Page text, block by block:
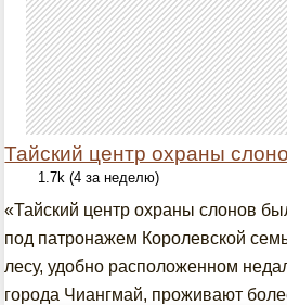
Тайский центр охраны
1.7k (4 за неделю)
«Тайский центр охраны слонов
под патронажем Королевской
лесу, удобно расположенном
города Чиангмай, проживают